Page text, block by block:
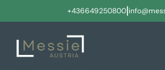
+436649250800|